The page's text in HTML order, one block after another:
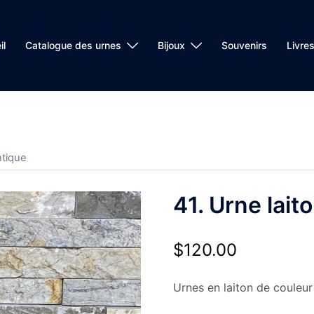
Catalogue des urnes Bijoux Souvenirs Livres
41. Urne
$120.00
Urnes en laiton de